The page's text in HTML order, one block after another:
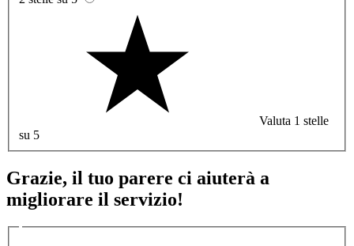
Valuta 1 stelle
su 5
Grazie, il tuo parere ci aiuterà a
migliorare il servizio!